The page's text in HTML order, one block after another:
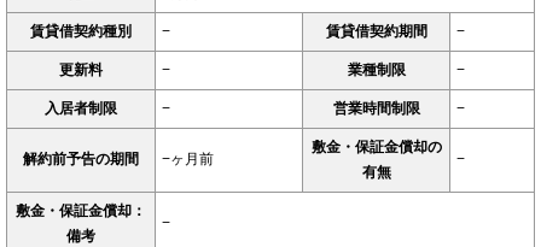
賃貸借契約種別 − 賃貸借契約期間 −
更新料 − 業種制限 −
入居者制限 − 営業時間制限 −
解約前予告の期間 −ヶ月前
敷金・保証金償却の
有無
−
敷金・保証金償却：
備考
−